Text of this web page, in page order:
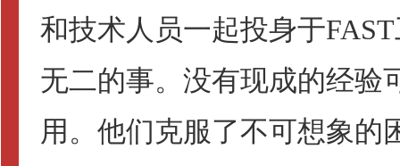
和技术人员一起投身于
无二的事。没有现成的经验
用。他们克服了不可想象的